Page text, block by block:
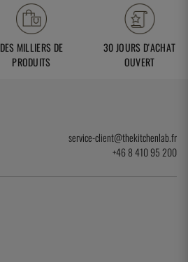
DES MILLIERS DE
PRODUITS
30 JOURS D'ACHAT
OUVERT
service-client@thekitchenlab.fr
+46 8 410 95 200